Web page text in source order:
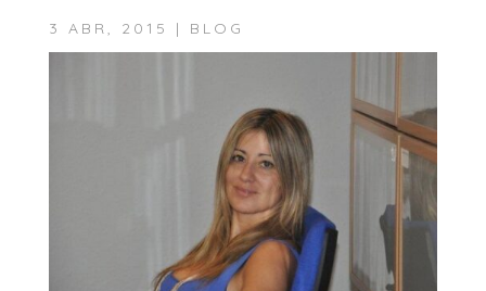
3 ABR, 2015 | BLOG